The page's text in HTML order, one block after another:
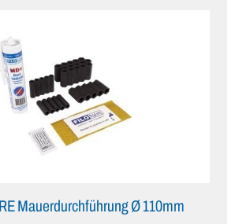
Mauerdurchführung Ø 110mm